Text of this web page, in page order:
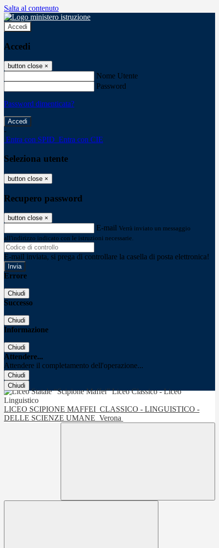
Salta al contenuto
Accedi
Accedi
button close ×
Nome Utente
Password
Password dimenticata?
-
Entra con SPID Entra con CIE
Seleziona utente
button close ×
Recupero password
button close ×
E-mail Verrà inviato un messaggio
all'indirizzo indicato con le istruzioni necessarie.
E-mail inviata, si prega di controllare la casella di posta elettronica!
Errore
Chiudi
Successo
Chiudi
Informazione
Chiudi
Attendere...
Attendere il completamento dell'operazione...
Chiudi
Chiudi
LICEO SCIPIONE MAFFEI CLASSICO - LINGUISTICO -
DELLE SCIENZE UMANE Verona